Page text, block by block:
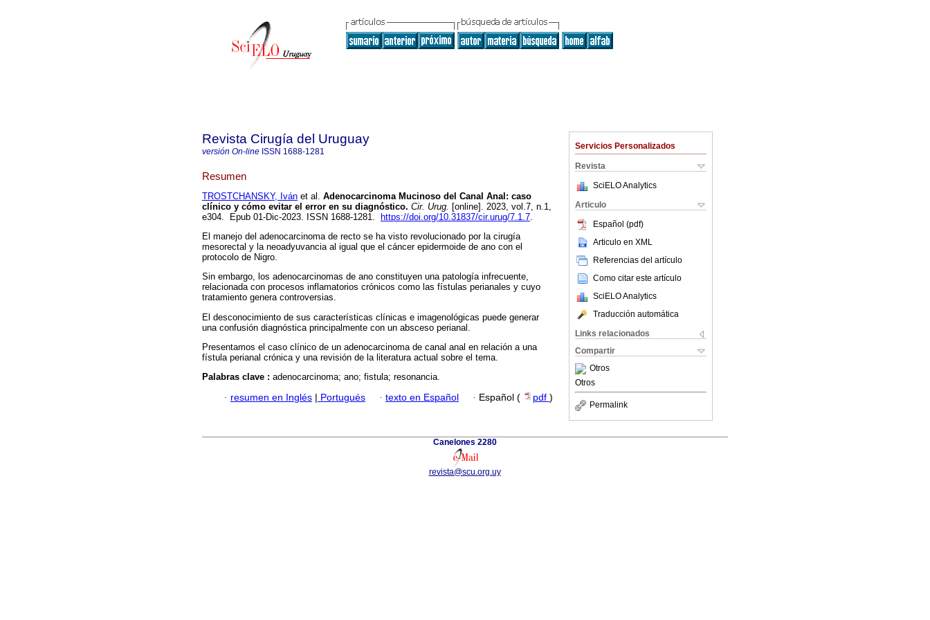
Servicios Personalizados
Revista
SciELO Analytics
Articulo
Español (pdf)
Articulo en XML
Referencias del artículo
Como citar este artículo
SciELO Analytics
Traducción automática
Links relacionados
Compartir
Otros
Otros
Permalink
Revista Cirugía del Uruguay
versión On-line ISSN 1688-1281
Resumen
TROSTCHANSKY, Iván et al. Adenocarcinoma Mucinoso del Canal Anal: caso
clínico y cómo evitar el error en su diagnóstico. Cir. Urug. [online]. 2023, vol.7, n.1,
e304. Epub 01-Dic-2023. ISSN 1688-1281.
https://doi.org/10.31837/cir.urug/7.1.7.
El manejo del adenocarcinoma de recto se ha visto revolucionado por la cirugía
mesorectal y la neoadyuvancia al igual que el cáncer epidermoide de ano con el
protocolo de Nigro.
Sin embargo, los adenocarcinomas de ano constituyen una patología infrecuente,
relacionada con procesos inflamatorios crónicos como las fístulas perianales y cuyo
tratamiento genera controversias.
El desconocimiento de sus características clínicas e imagenológicas puede generar
una confusión diagnóstica principalmente con un absceso perianal.
Presentamos el caso clínico de un adenocarcinoma de canal anal en relación a una
fístula perianal crónica y una revisión de la literatura actual sobre el tema.
Palabras clave : adenocarcinoma; ano; fistula; resonancia.
· resumen en Inglés Portugués · texto en Español · Español ( pdf )
Canelones 2280
revista@scu.org.uy